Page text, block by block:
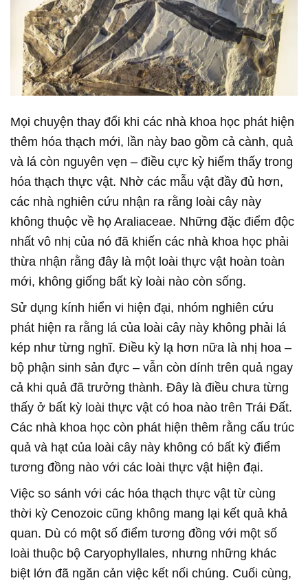
Mọi chuyện thay đổi khi các nhà khoa học phát hiện
thêm hóa thạch mới, lần này bao gồm cả cành, quả
và lá còn nguyên vẹn – điều cực kỳ hiếm thấy trong
hóa thạch thực vật. Nhờ các mẫu vật đầy đủ hơn,
các nhà nghiên cứu nhận ra rằng loài cây này
không thuộc về họ Araliaceae. Những đặc điểm độc
nhất vô nhị của nó đã khiến các nhà khoa học phải
thừa nhận rằng đây là một loài thực vật hoàn toàn
mới, không giống bất kỳ loài nào còn sống.
Sử dụng kính hiển vi hiện đại, nhóm nghiên cứu
phát hiện ra rằng lá của loài cây này không phải lá
kép như từng nghĩ. Điều kỳ lạ hơn nữa là nhị hoa –
bộ phận sinh sản đực – vẫn còn dính trên quả ngay
cả khi quả đã trưởng thành. Đây là điều chưa từng
thấy ở bất kỳ loài thực vật có hoa nào trên Trái Đất.
Các nhà khoa học còn phát hiện thêm rằng cấu trúc
quả và hạt của loài cây này không có bất kỳ điểm
tương đồng nào với các loài thực vật hiện đại.
Việc so sánh với các hóa thạch thực vật từ cùng
thời kỳ Cenozoic cũng không mang lại kết quả khả
quan. Dù có một số điểm tương đồng với một số
loài thuộc bộ Caryophyllales, nhưng những khác
biệt lớn đã ngăn cản việc kết nối chúng. Cuối cùng,